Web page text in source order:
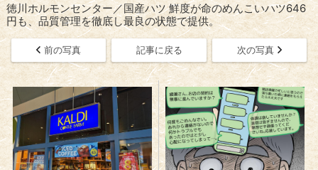
徳川ホルモンセンター／国産ハツ 鮮度が命のめんこいハツ646
円も、品質管理を徹底し最良の状態で提供。
前の写真 記事に戻る 次の写真